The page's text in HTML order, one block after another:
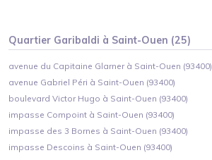
Quartier Garibaldi à Saint-Ouen (25)
avenue du Capitaine Glarner à Saint-Ouen (93400)
avenue Gabriel Péri à Saint-Ouen (93400)
boulevard Victor Hugo à Saint-Ouen (93400)
impasse Compoint à Saint-Ouen (93400)
impasse des 3 Bornes à Saint-Ouen (93400)
impasse Descoins à Saint-Ouen (93400)